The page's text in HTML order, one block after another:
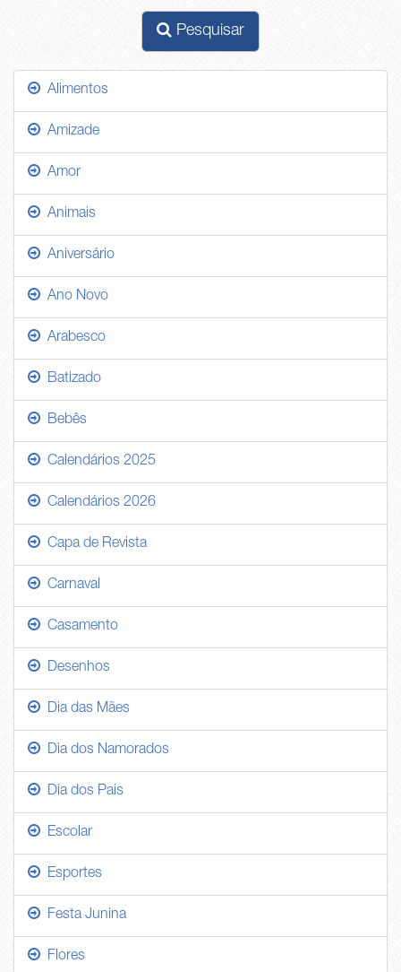
Pesquisar
Alimentos
Amizade
Amor
Animais
Aniversário
Ano Novo
Arabesco
Batizado
Bebês
Calendários 2025
Calendários 2026
Capa de Revista
Carnaval
Casamento
Desenhos
Dia das Mães
Dia dos Namorados
Dia dos Pais
Escolar
Esportes
Festa Junina
Flores